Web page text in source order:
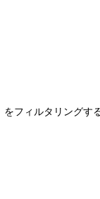
フィルタリングす